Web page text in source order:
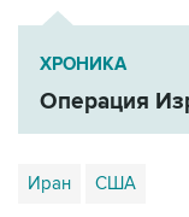
ХРОНИКА
Операция
Иран США